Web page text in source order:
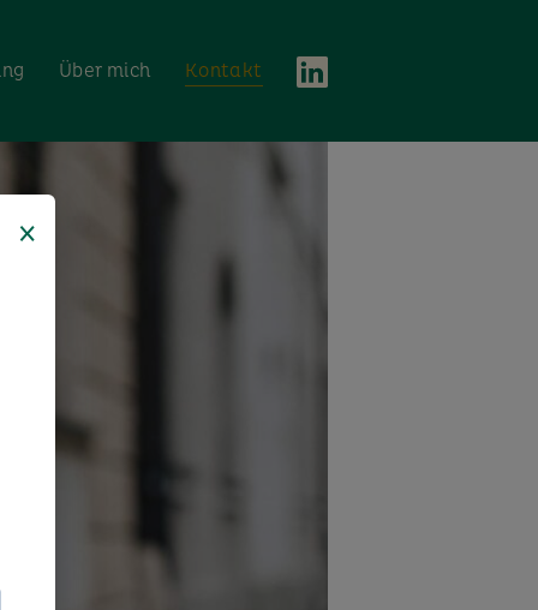
Über mich Kontakt
×